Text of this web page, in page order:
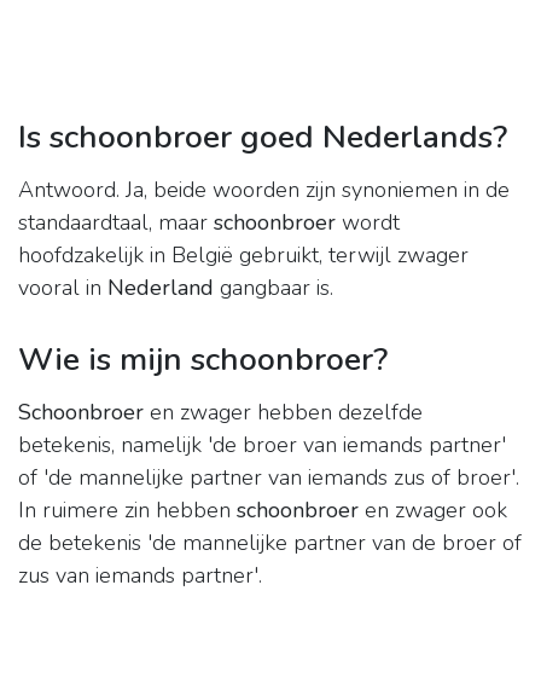
Is schoonbroer goed Nederlands?
Antwoord. Ja, beide woorden zijn synoniemen in de
standaardtaal, maar schoonbroer wordt
hoofdzakelijk in België gebruikt, terwijl zwager
vooral in Nederland gangbaar is.
Wie is mijn schoonbroer?
Schoonbroer en zwager hebben dezelfde
betekenis, namelijk 'de broer van iemands partner'
of 'de mannelijke partner van iemands zus of broer'.
In ruimere zin hebben schoonbroer en zwager ook
de betekenis 'de mannelijke partner van de broer of
zus van iemands partner'.